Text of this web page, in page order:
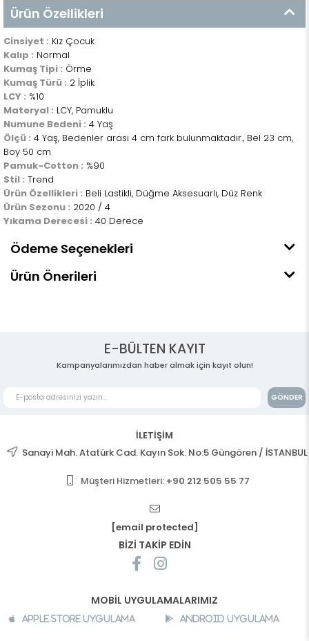
Ürün Özellikleri
Cinsiyet : Kız Çocuk
Kalıp : Normal
Kumaş Tipi : Örme
Kumaş Türü : 2 İplik
LCY : %10
Materyal : LCY, Pamuklu
Numune Bedeni : 4 Yaş
Ölçü : 4 Yaş, Bedenler arası 4 cm fark bulunmaktadır., Bel 23 cm,
Boy 50 cm
Pamuk-Cotton : %90
Stil : Trend
Ürün Özellikleri : Beli Lastikli, Düğme Aksesuarlı, Düz Renk
Ürün Sezonu : 2020 / 4
Yıkama Derecesi : 40 Derece
Ödeme Seçenekleri
Ürün Önerileri
E-BÜLTEN KAYIT
Kampanyalarımızdan haber almak için kayıt olun!
GÖNDER
İLETİŞİM
Sanayi Mah. Atatürk Cad. Kayın Sok. No:5 Güngören / İSTANBUL
Müşteri Hizmetleri: +90 212 505 55 77
[email protected]
BİZİ TAKİP EDİN
MOBİL UYGULAMALARIMIZ
Apple Store Uygulama Android Uygulama